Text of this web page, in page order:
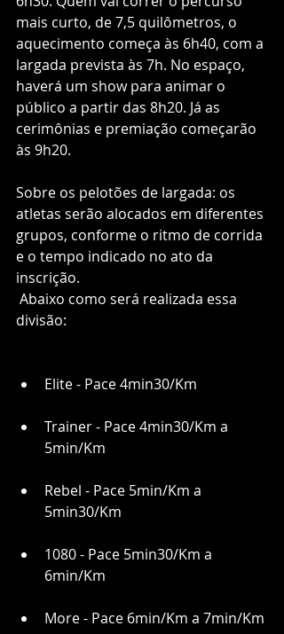
mais curto, de 7,5 quilômetros, o
aquecimento começa às 6h40, com a
largada prevista às 7h. No espaço,
haverá um show para animar o
público a partir das 8h20. Já as
cerimônias e premiação começarão
às 9h20.
Sobre os pelotões de largada: os
atletas serão alocados em diferentes
grupos, conforme o ritmo de corrida
e o tempo indicado no ato da
inscrição.
divisão:
Elite - Pace 4min30/Km
Trainer - Pace 4min30/Km a
5min/Km
Rebel - Pace 5min/Km a
5min30/Km
1080 - Pace 5min30/Km a
6min/Km
More - Pace 6min/Km a 7min/Km